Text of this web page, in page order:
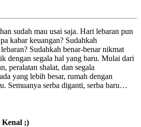
sudah mau usai saja. Hari lebaran pun
kabar keuangan? Sudahkah
Sudahkah benar-benar nikmat
dengan segala hal yang baru. Mulai dari
peralatan shalat, dan segala
yang lebih besar, rumah dengan
Semuanya serba diganti, serba baru…
Kenal ;)